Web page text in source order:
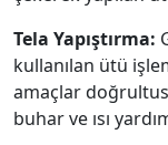
Tela Yapıştırma:
kullanılan ütü
amaçlar
buhar ve ısı